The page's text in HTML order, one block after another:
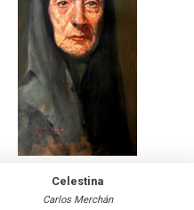
Celestina
Carlos Merchán